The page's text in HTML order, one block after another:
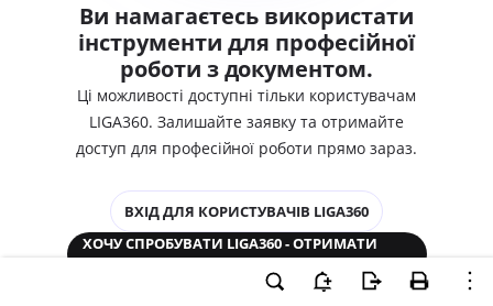
Ви намагаєтесь використати
інструменти для професійної
роботи з документом.
Ці можливості доступні тільки користувачам
LIGA360. Залишайте заявку та отримайте
доступ для професійної роботи прямо зараз.
ВХІД ДЛЯ КОРИСТУВАЧІВ LIGA360
ХОЧУ СПРОБУВАТИ LIGA360 - ОТРИМАТИ